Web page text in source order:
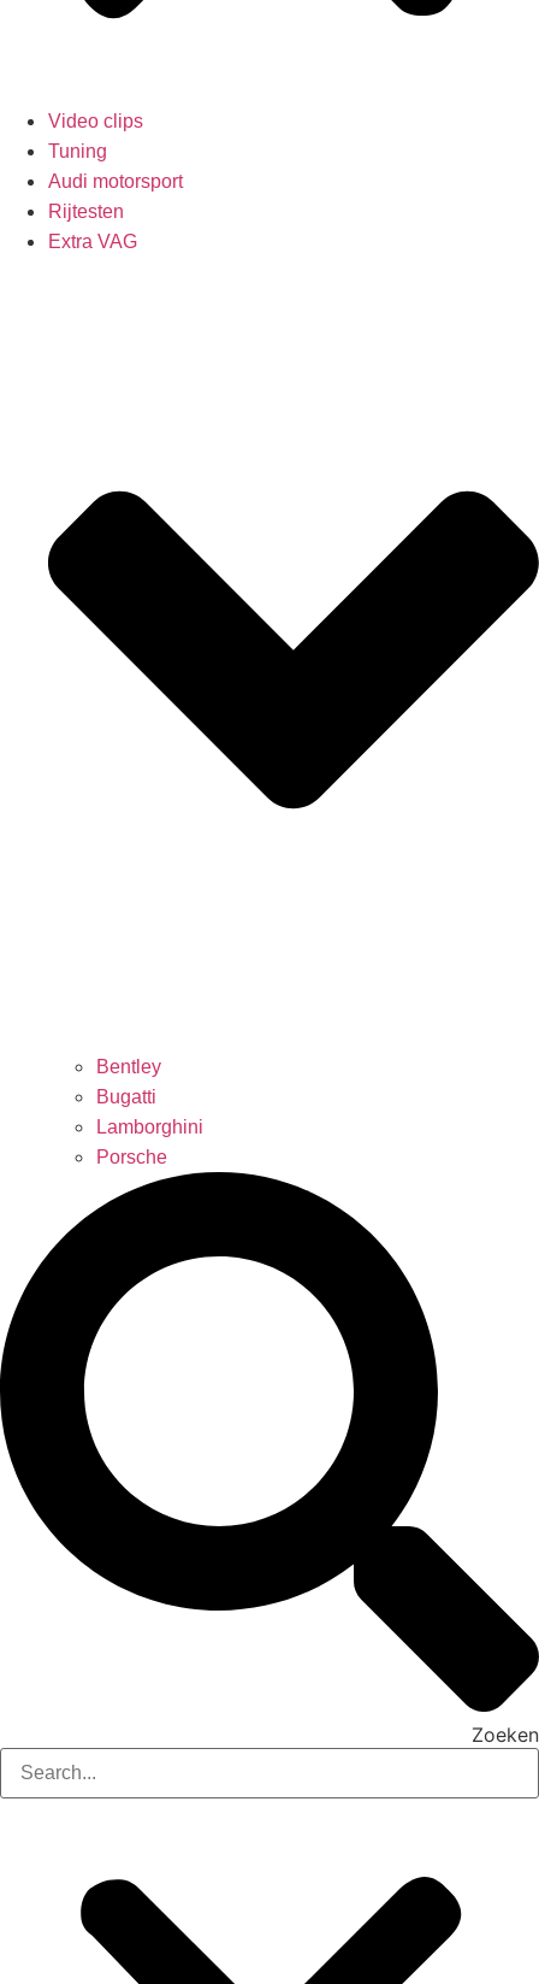
Video clips
Tuning
Audi motorsport
Rijtesten
Extra VAG
Bentley
Bugatti
Lamborghini
Porsche
Zoeken